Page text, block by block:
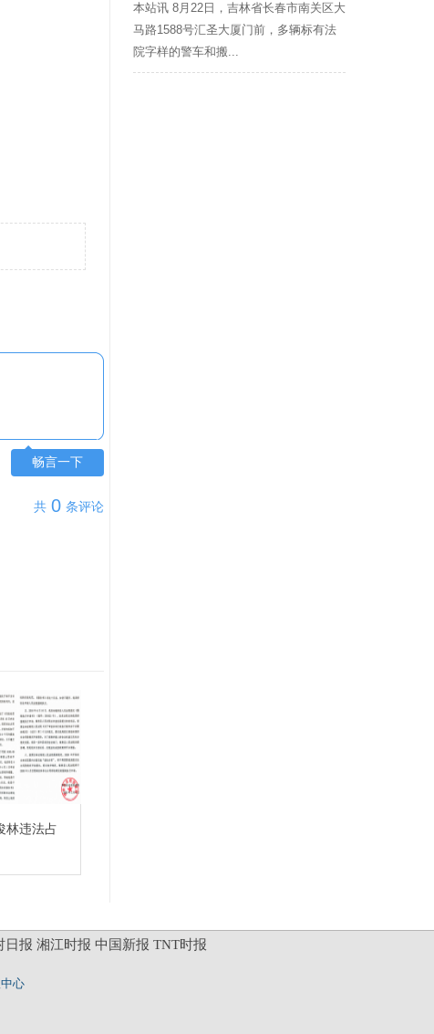
畅言一下
共 0 条评论
林违法占
本站讯 8月22日，吉林省长春市南关区大
马路1588号汇圣大厦门前，多辆标有法
院字样的警车和搬...
日报 湘江时报 中国新报 TNT时报
心